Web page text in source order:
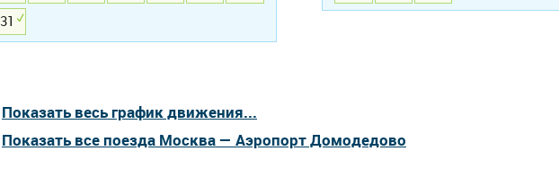
31
Показать весь график движения...
Показать все поезда Москва — Аэропорт Домодедово